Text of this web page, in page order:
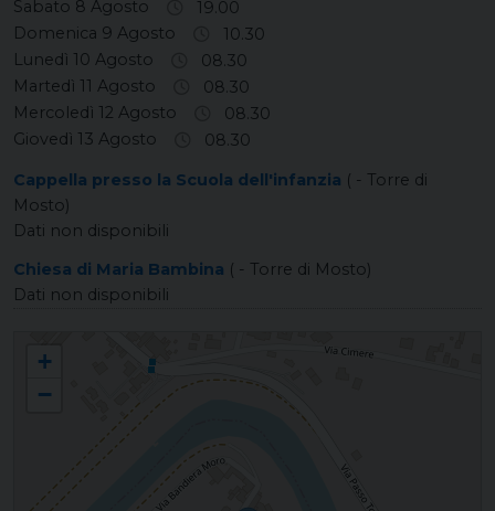
Sabato 8 Agosto
19.00
Domenica 9 Agosto
10.30
Lunedì 10 Agosto
08.30
Martedì 11 Agosto
08.30
Mercoledì 12 Agosto
08.30
Giovedì 13 Agosto
08.30
Cappella presso la Scuola dell'infanzia ( - Torre di
Mosto)
Dati non disponibili
Chiesa di Maria Bambina ( - Torre di Mosto)
Dati non disponibili
+
−